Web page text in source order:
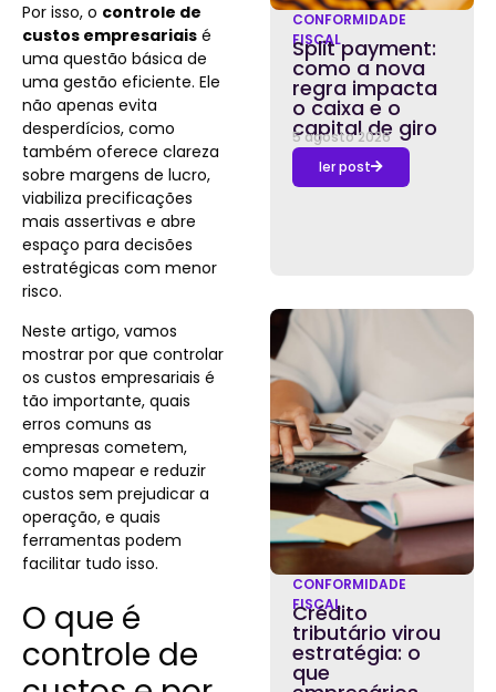
Por isso, o controle de
custos empresariais é
uma questão básica de
uma gestão eficiente. Ele
não apenas evita
desperdícios, como
também oferece clareza
sobre margens de lucro,
viabiliza precificações
mais assertivas e abre
espaço para decisões
estratégicas com menor
risco.
Neste artigo, vamos
mostrar por que controlar
os custos empresariais é
tão importante, quais
erros comuns as
empresas cometem,
como mapear e reduzir
custos sem prejudicar a
operação, e quais
ferramentas podem
facilitar tudo isso.
O que é
controle de
CONFORMIDADE
FISCAL
Split payment:
como a nova
regra impacta
o caixa e o
capital de giro
5 agosto 2026
ler post
CONFORMIDADE
FISCAL
Crédito
tributário virou
estratégia: o
que